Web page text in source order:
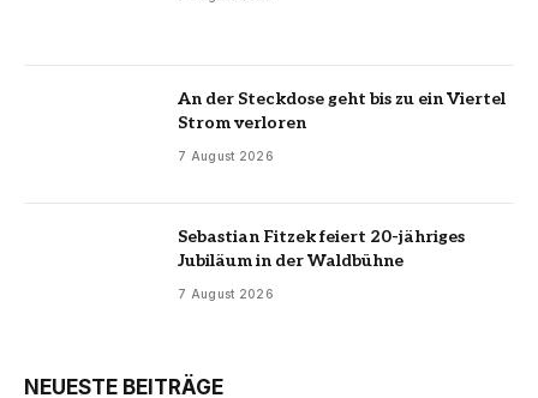
An der Steckdose geht bis zu ein Viertel
Strom verloren
7 August 2026
Sebastian Fitzek feiert 20-jähriges
Jubiläum in der Waldbühne
7 August 2026
NEUESTE BEITRÄGE